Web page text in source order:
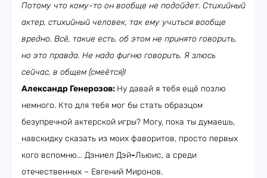
Потому что кому-то он вообще не подойдет. Стихийный
актер, стихийный человек, так ему учиться вообще
вредно. Всё, такие есть, об этом не принято говорить,
но это правда. Не надо фигню говорить. Я злюсь
сейчас, в общем (смеётся)!
Александр Генерозов: Ну давай я тебя ещё позлю
немного. Кто для тебя мог бы стать образцом
безупречной актерской игры? Могу, пока ты думаешь,
навскидку сказать из моих фаворитов, просто первых
кого вспомню... Дэниел Дэй-Льюис, а среди
отечественных – Евгений Миронов.